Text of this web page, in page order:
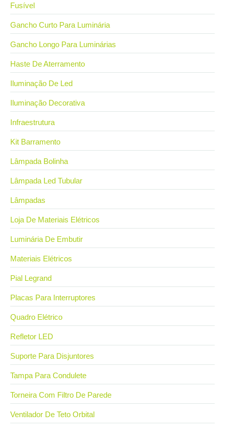
Fusível
Gancho Curto Para Luminária
Gancho Longo Para Luminárias
Haste De Aterramento
Iluminação De Led
Iluminação Decorativa
Infraestrutura
Kit Barramento
Lâmpada Bolinha
Lâmpada Led Tubular
Lâmpadas
Loja De Materiais Elétricos
Luminária De Embutir
Materiais Elétricos
Pial Legrand
Placas Para Interruptores
Quadro Elétrico
Refletor LED
Suporte Para Disjuntores
Tampa Para Condulete
Torneira Com Filtro De Parede
Ventilador De Teto Orbital